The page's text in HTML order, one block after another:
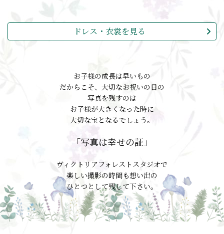
ドレス・衣裳を見る
お子様の成長は早いもの
だからこそ、大切なお祝いの日の
写真を残すのは
お子様が大きくなった時に
大切な宝となるでしょう。
「写真は幸せの証」
ヴィクトリアフォレストスタジオで
楽しい撮影の時間も想い出の
ひとつとして残して下さい。